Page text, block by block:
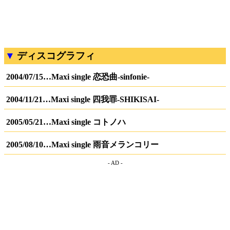
ディスコグラフィ
2004/07/15…Maxi single 恋恐曲-sinfonie-
2004/11/21…Maxi single 四我罪-SHIKISAI-
2005/05/21…Maxi single コトノハ
2005/08/10…Maxi single 雨音メランコリー
- AD -